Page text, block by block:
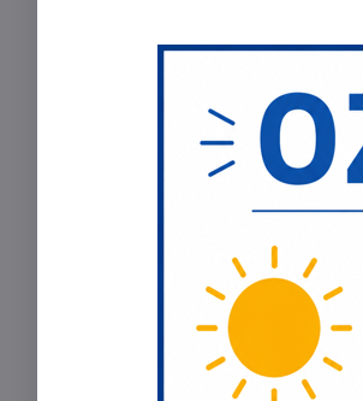
2 nastaviteľné spony
2 nastaviteľné spony po bokoch
Opasok na udržiavanie pracovnej
Lano na udržiavanie pracovnej
Spletené lano s Ø 12 mm (ref.
Tlmič pádu s prameňovým
Bezpečnostný postroj:
Bezpečnostné lano s tlmičom
Bezpečnostné lano: polyamid
Karabínky: pozinkovaná oceľ